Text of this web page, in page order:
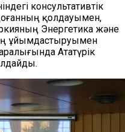
консультативтік
қолдауымен,
Энергетика және
ұйымдастыруымен
Ататүрік